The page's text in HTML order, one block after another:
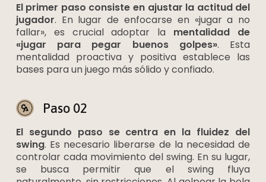
El primer paso consiste en ajustar la actitud del
jugador. En lugar de enfocarse en «jugar a no
fallar», es crucial adoptar la mentalidad de
«jugar para pegar buenos golpes». Esta
mentalidad proactiva y positiva establece las
bases para un juego más sólido y confiado.
Paso 02
El segundo paso se centra en la fluidez del
swing. Es necesario liberarse de la necesidad de
controlar cada movimiento del swing. En su lugar,
se busca permitir que el swing fluya